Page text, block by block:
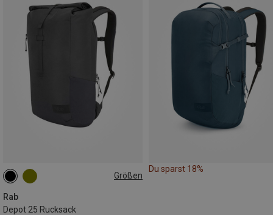
Größen
Rab
Depot 25 Rucksack
25L
Du sparst 18%